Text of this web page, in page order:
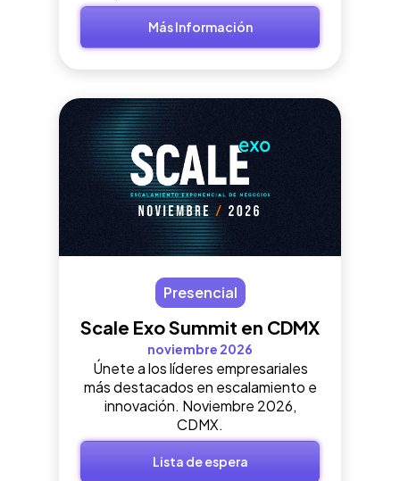
Más Información
Presencial
Scale Exo Summit en CDMX
noviembre 2026
Únete a los líderes empresariales
más destacados en escalamiento e
innovación. Noviembre 2026,
CDMX.
Lista de espera